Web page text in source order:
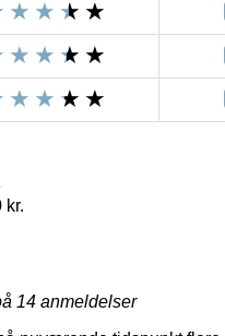
kr.
14 anmeldelser